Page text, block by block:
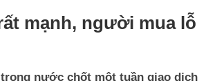
mạnh, người mua lỗ
nước chốt một tuần giao dịch